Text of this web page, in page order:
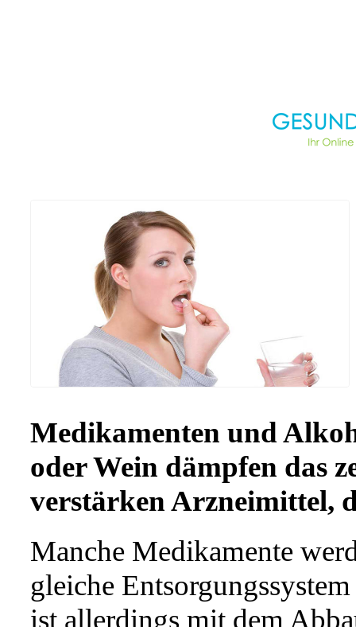
Medikamenten und
oder Wein dämpfen das
verstärken Arzneimittel,
Manche Medikamente
gleiche
ist allerdings mit dem